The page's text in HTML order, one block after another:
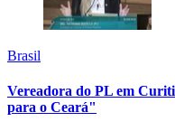
Brasil
Vereadora do PL em
para o Ceará"